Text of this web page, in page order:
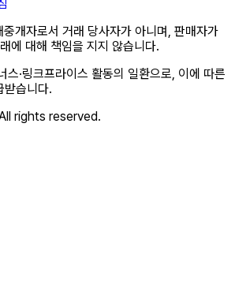
개자로서 거래 당사자가 아니며, 판매자가
에 대해 책임을 지지 않습니다.
스·링크프라이스 활동의 일환으로, 이에 따른
받습니다.
rights reserved.